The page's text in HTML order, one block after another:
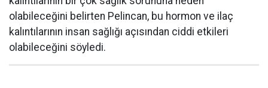
olabileceğini belirten Pelincan, bu hormon ve ilaç
kalıntılarının insan sağlığı açısından ciddi etkileri
olabileceğini söyledi.